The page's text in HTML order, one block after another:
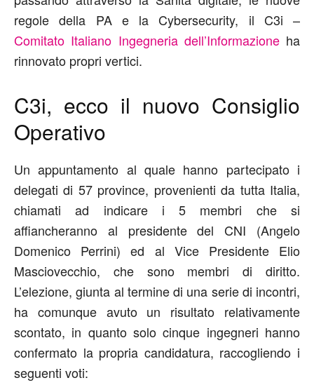
regole della PA e la Cybersecurity, il C3i –
Comitato Italiano Ingegneria dell’Informazioneha
rinnovato propri vertici.
C3i, ecco il nuovo Consiglio
Operativo
Un appuntamento al quale hanno partecipato i
delegati di 57 province, provenienti da tutta Italia,
chiamati ad indicare i 5 membri che si
affiancheranno al presidente del CNI (Angelo
Domenico Perrini) ed al Vice Presidente Elio
Masciovecchio, che sono membri di diritto.
L’elezione, giunta al termine di una serie di incontri,
ha comunque avuto un risultato relativamente
scontato, in quanto solo cinque ingegneri hanno
confermato la propria candidatura, raccogliendo i
seguenti voti: